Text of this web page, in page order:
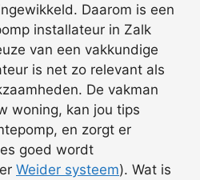
Daarom is een
installateur in Zalk
van een vakkundige
is net zo relevant als
De vakman
woning, kan jou tips
en zorgt er
goed wordt
Weider systeem). Wat is